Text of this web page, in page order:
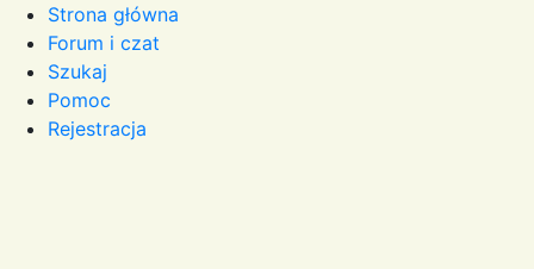
Strona główna
Forum i czat
Szukaj
Pomoc
Rejestracja